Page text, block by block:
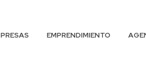
EMPRENDIMIENTO